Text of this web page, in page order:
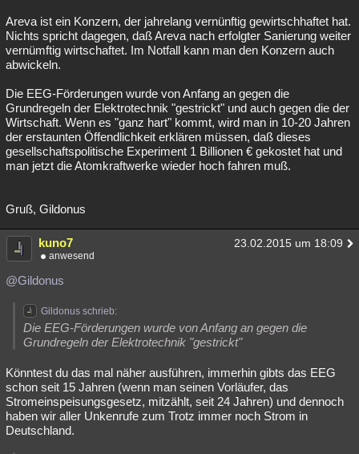
Areva ist ein Konzern, der jahrelang vernünftig gewirtschhaftet hat.
Nichts spricht dagegen, daß Areva nach erfolgter Sanierung weiter
vernümftig wirtschaftet. Im Notfall kann man den Konzern auch
abwickeln.
Die EEG-Förderungen wurde von Anfang an gegen die
Grundregeln der Elektrotechnik "gestrickt" und auch gegen die der
Wirtschaft. Wenn es "ganz hart" kommt, wird man in 10-20 Jahren
der erstaunten Öffendlichkeit erklären müssen, daß dieses
gesellschaftspolitische Experiment 1 Billionen € gekostet hat und
man jetzt die Atomkraftwerke wieder hoch fahren muß.
Gruß, Gildonus
kuno7 23.02.2015 um 18:09
anwesend
@Gildonus
Gildonus schrieb:
Die EEG-Förderungen wurde von Anfang an gegen die
Grundregeln der Elektrotechnik "gestrickt"
Könntest du das mal näher ausführen, immerhin gibts das EEG
schon seit 15 Jahren (wenn man seinen Vorläufer, das
Stromeinspeisungsgesetz, mitzählt, seit 24 Jahren) und dennoch
haben wir aller Unkenrufe zum Trotz immer noch Strom in
Deutschland.